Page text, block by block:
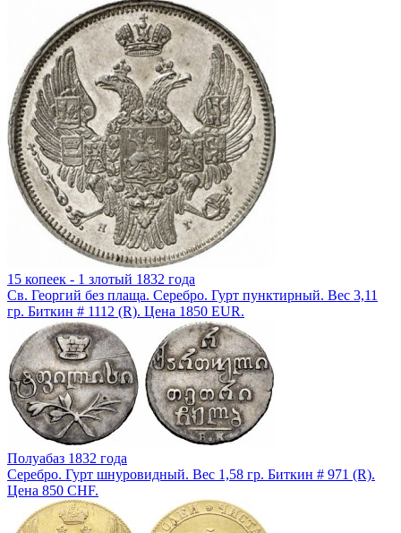
15 копеек - 1 злотый 1832 года
Св. Георгий без плаща. Серебро. Гурт пунктирный. Вес 3,11
гр. Биткин # 1112 (R). Цена 1850 EUR.
Полуабаз 1832 года
Серебро. Гурт шнуровидный. Вес 1,58 гр. Биткин # 971 (R).
Цена 850 CHF.